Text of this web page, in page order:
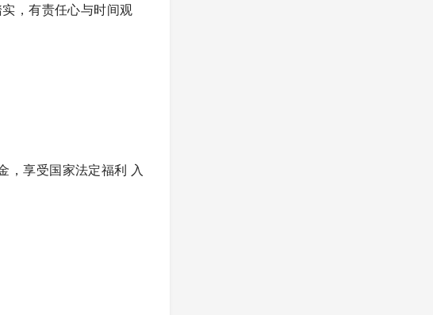
，有责任心与时间观
，享受国家法定福利 入